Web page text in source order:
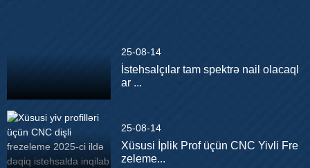
25-08-14
İstehsalçılar tam spektrə nail olacaql
ar ...
25-08-14
Xüsusi İplik Prof üçün CNC Yivli Fre
zeleme...